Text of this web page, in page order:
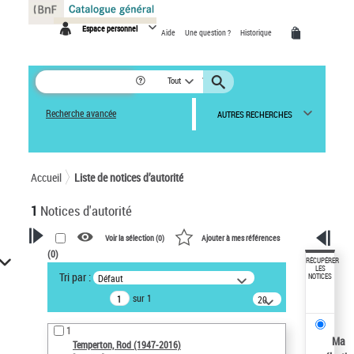
Espace personnel Aide Une question ? Historique
Tout
Recherche avancée AUTRES RECHERCHES
Accueil Liste de notices d’autorité
1 Notices d'autorité
VOTRE RECHERCHE
Recherche avancée dans les
notices d’autorité
Œuvres liées à l'auteur :
Temperton, Rod (1947-2016)
Voir la sélection (0) Ajouter à mes références
(0)
Tri par : Défaut
sur 1
20
résultats/page
1
Temperton, Rod (1947-2016)
RÉCUPÉRER
LES
NOTICES
Ma
Panneau de gestion des cookies